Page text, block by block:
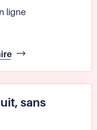
ligne
À
notre
site
sans